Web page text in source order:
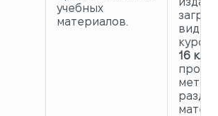
учебных
материалов.
16